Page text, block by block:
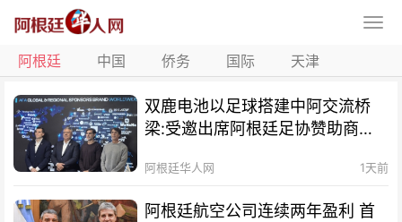
阿根廷 中国 侨务 国际 天津
双鹿电池以足球搭建中阿交流桥
梁:受邀出席阿根廷足协赞助商招
阿根廷华人网 1天前
阿根廷航空公司连续两年盈利 首